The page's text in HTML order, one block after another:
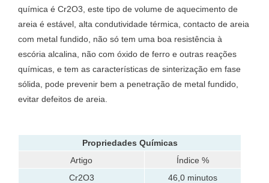
química é Cr2O3, este tipo de volume de aquecimento de
areia é estável, alta condutividade térmica, contacto de areia
com metal fundido, não só tem uma boa resistência à
escória alcalina, não com óxido de ferro e outras reações
químicas, e tem as características de sinterização em fase
sólida, pode prevenir bem a penetração de metal fundido,
evitar defeitos de areia.
Propriedades Químicas
Artigo
Índice %
Cr2O3
46,0 minutos